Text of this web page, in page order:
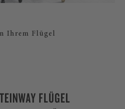
Ihrem Flügel
FLÜGEL